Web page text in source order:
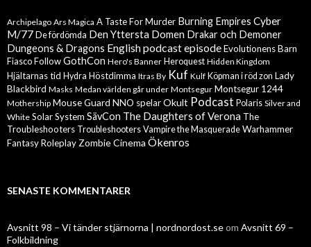
Archipelago Ars Magica A Taste For Murder Burning Empires Cyber
M/77 De fördömda Den Yttersta Domen Drakar och Demoner
Dungeons & Dragons English podcast episodeEvolutionens Barn
Fiasco FollowGothCon Hero's Banner Heroquest Hidden Kingdom
Hjältarnas tid Hydra Höstdimma Itras By Kuf Kulf Köpman i röd zon Lady
Blackbird Masks Medan världen går under Montsegur Montsegur 1244
Mothership Mouse Guard NNO spelarOkult Podcast Polaris Silver and
White Solar System SävCon The Daughters of Verona The
Troubleshooters Troubleshooters Vampire the Masquerade Warhammer
Fantasy Roleplay Zombie Cinema Ökenros
SENASTE KOMMENTARER
Avsnitt 98 – Vi tänder stjärnorna | nordnordost.seom Avsnitt 69 –
Folkbildning